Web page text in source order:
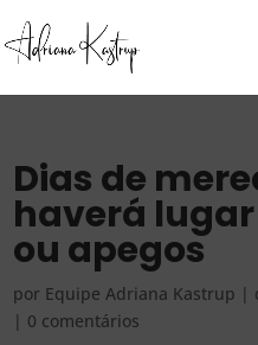
Dias de
haverá
ou apegos
por Equipe Adriana Kastrup |
| 0 comentários